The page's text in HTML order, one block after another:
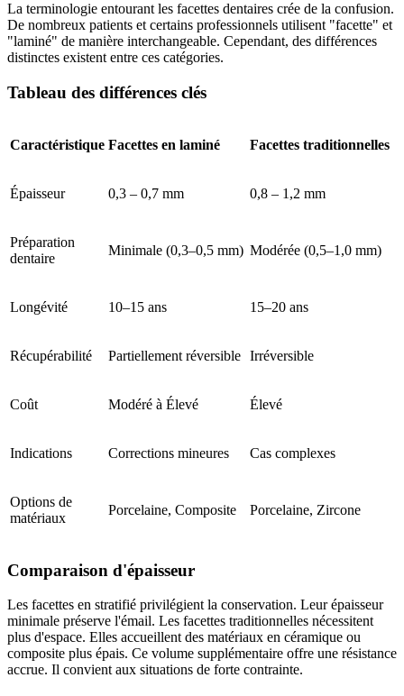
La terminologie entourant les facettes dentaires crée de la confusion.
De nombreux patients et certains professionnels utilisent "facette" et
"laminé" de manière interchangeable. Cependant, des différences
distinctes existent entre ces catégories.
Tableau des différences clés
Caractéristique Facettes en laminé Facettes traditionnelles
Épaisseur 0,3 – 0,7 mm 0,8 – 1,2 mm
Préparation
dentaire
Minimale (0,3–0,5 mm) Modérée (0,5–1,0 mm)
Longévité 10–15 ans 15–20 ans
Récupérabilité Partiellement réversible Irréversible
Coût Modéré à Élevé Élevé
Indications Corrections mineures Cas complexes
Options de
matériaux
Porcelaine, Composite Porcelaine, Zircone
Comparaison d'épaisseur
Les facettes en stratifié privilégient la conservation. Leur épaisseur
minimale préserve l'émail. Les facettes traditionnelles nécessitent
plus d'espace. Elles accueillent des matériaux en céramique ou
composite plus épais. Ce volume supplémentaire offre une résistance
accrue. Il convient aux situations de forte contrainte.